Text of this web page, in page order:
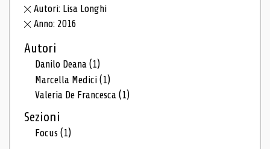
Autori: Lisa Longhi
Anno: 2016
Autori
Danilo Deana(1)
Marcella Medici(1)
Valeria De Francesca(1)
Sezioni
Focus(1)